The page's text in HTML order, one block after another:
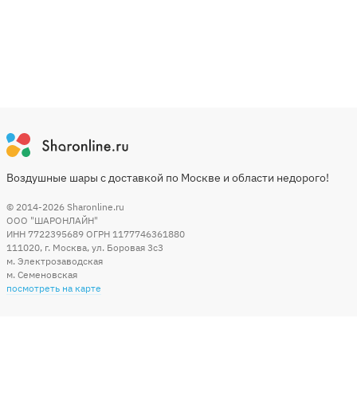
Воздушные шары с доставкой по Москве и области недорого!
© 2014-2026 Sharonline.ru
ООО "ШАРОНЛАЙН"
ИНН 7722395689 ОГРН 1177746361880
111020, г. Москва, ул. Боровая 3c3
м. Электрозаводская
м. Семеновская
посмотреть на карте